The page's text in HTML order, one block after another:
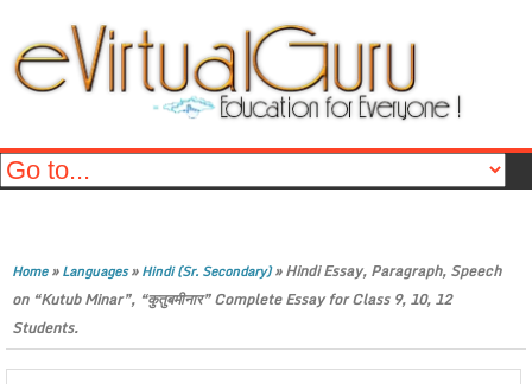
Home»Languages»Hindi (Sr. Secondary)»Hindi Essay, Paragraph, Speech
on “Kutub Minar”, “कुतुबमीनार” Complete Essay for Class 9, 10, 12
Students.